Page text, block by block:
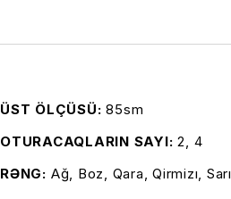
ÜST ÖLÇÜSÜ 85sm
OTURACAQLARIN SAYI 2, 4
RƏNG
Ağ, Boz, Qara, Qirmizı, Sarı